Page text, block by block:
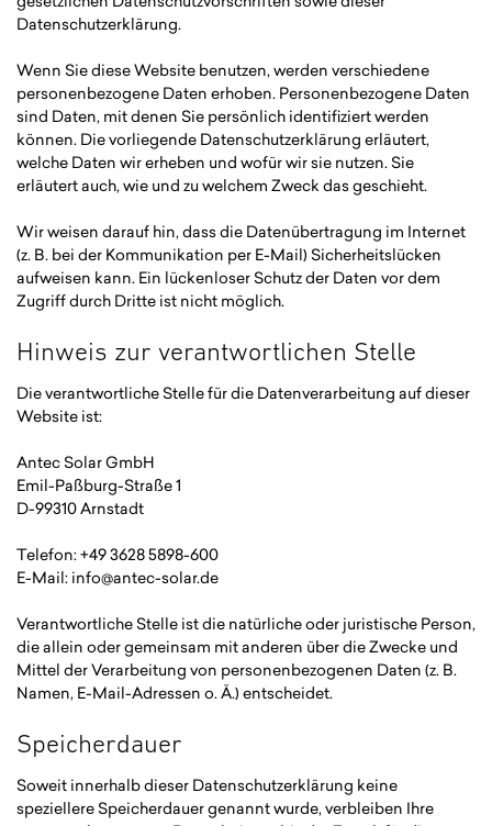
Datenschutzerklärung.
Wenn Sie diese Website benutzen, werden verschiedene
personenbezogene Daten erhoben. Personenbezogene Daten
sind Daten, mit denen Sie persönlich identifiziert werden
können. Die vorliegende Datenschutzerklärung erläutert,
welche Daten wir erheben und wofür wir sie nutzen. Sie
erläutert auch, wie und zu welchem Zweck das geschieht.
Wir weisen darauf hin, dass die Datenübertragung im Internet
(z. B. bei der Kommunikation per E-Mail) Sicherheitslücken
aufweisen kann. Ein lückenloser Schutz der Daten vor dem
Zugriff durch Dritte ist nicht möglich.
Hinweis zur verantwortlichen Stelle
Die verantwortliche Stelle für die Datenverarbeitung auf dieser
Website ist:
Antec Solar GmbH
Emil-Paßburg-Straße 1
D-99310 Arnstadt
Telefon: +49 3628 5898-600
E-Mail: info@antec-solar.de
Verantwortliche Stelle ist die natürliche oder juristische Person,
die allein oder gemeinsam mit anderen über die Zwecke und
Mittel der Verarbeitung von personenbezogenen Daten (z. B.
Namen, E-Mail-Adressen o. Ä.) entscheidet.
Speicherdauer
Soweit innerhalb dieser Datenschutzerklärung keine
speziellere Speicherdauer genannt wurde, verbleiben Ihre